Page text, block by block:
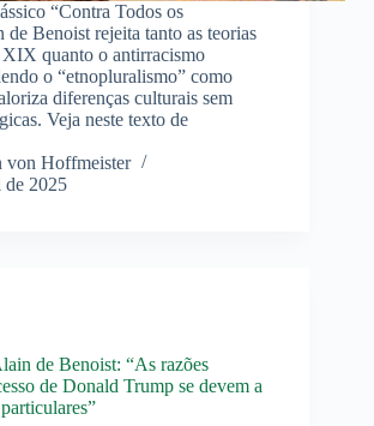
“Contra Todos os
de Benoist rejeita tanto as teorias
XIX quanto o antirracismo
o “etnopluralismo” como
diferenças culturais sem
Veja neste texto de
von Hoffmeister
de 2025
de Benoist: “As razões
de Donald Trump se devem a